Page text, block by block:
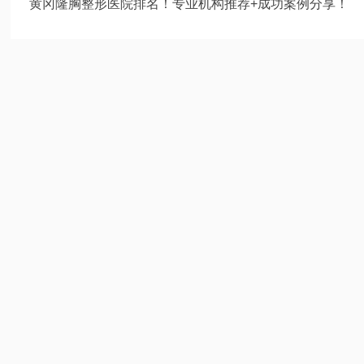
黄冈隆胸整形医院排名！专业机构推荐+成功案例分享！